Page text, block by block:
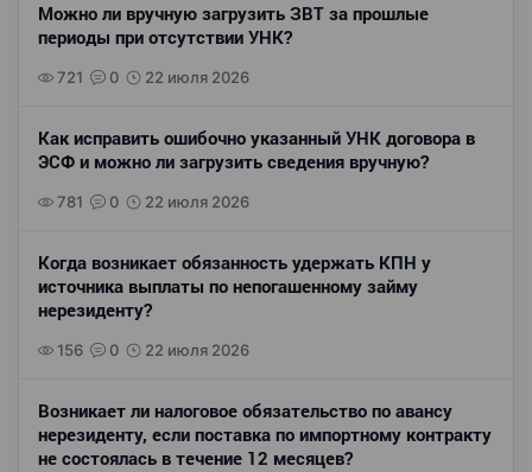
Можно ли вручную загрузить ЗВТ за прошлые
периоды при отсутствии УНК?
721 0 22 июля 2026
Как исправить ошибочно указанный УНК договора в
ЭСФ и можно ли загрузить сведения вручную?
781 0 22 июля 2026
Когда возникает обязанность удержать КПН у
источника выплаты по непогашенному займу
нерезиденту?
156 0 22 июля 2026
Возникает ли налоговое обязательство по авансу
нерезиденту, если поставка по импортному контракту
не состоялась в течение 12 месяцев?